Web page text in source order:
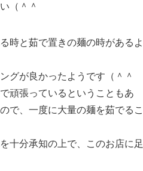
（＾＾
時と茹で置きの麺の時があるよ
グが良かったようです（＾＾
頑張っているということもあ
で、一度に大量の麺を茹でるこ
十分承知の上で、このお店に足